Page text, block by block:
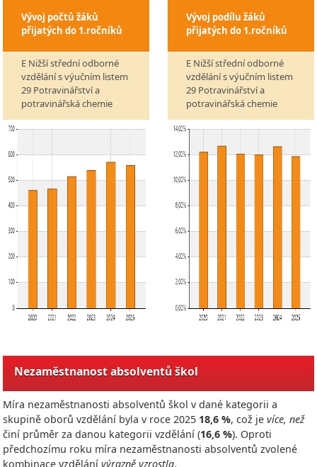
Vývoj počtů žáků
přijatých do 1.ročníků
E Nižší střední odborné
vzdělání s výučním listem
29 Potravinářství a
potravinářská chemie
Vývoj podílu žáků
přijatých do 1.ročníků
E Nižší střední odborné
vzdělání s výučním listem
29 Potravinářství a
potravinářská chemie
Nezaměstnanost absolventů škol
Míra nezaměstnanosti absolventů škol v dané kategorii a
skupině oborů vzdělání byla v roce 2025 18,6 %, což je více, než
činí průměr za danou kategorii vzdělání (16,6 %). Oproti
předchozímu roku míra nezaměstnanosti absolventů zvolené
kombinace vzdělání výrazně vzrostla.